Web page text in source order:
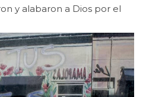
y alabaron a Dios por el